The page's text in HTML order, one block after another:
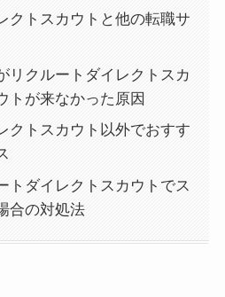
クトスカウトと他の転職サ
リクルートダイレクトスカ
トが来なかった原因
クトスカウト以外でおすす
トダイレクトスカウトでス
合の対処法